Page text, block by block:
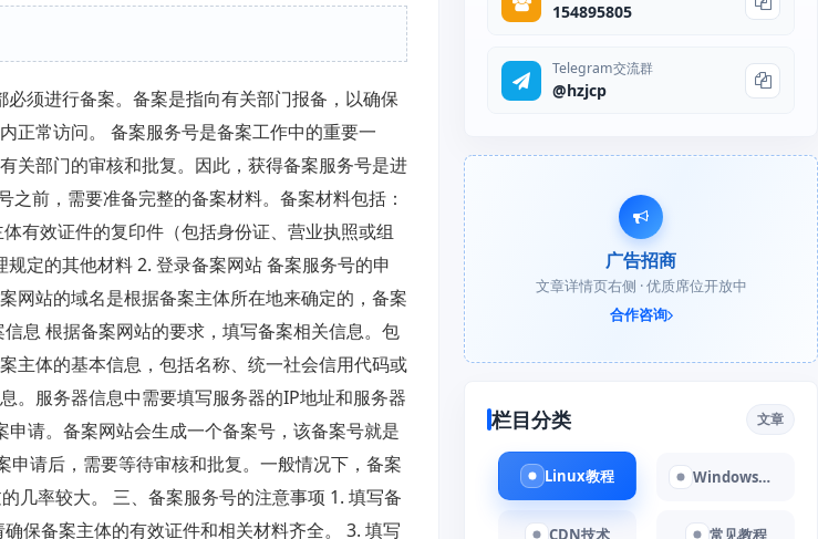
须进行备案。备案是指向有关部门报备，以确保
正常访问。 备案服务号是备案工作中的重要一
关部门的审核和批复。因此，获得备案服务号是进
前，需要准备完整的备案材料。备案材料包括：
有效证件的复印件（包括身份证、营业执照或组
定的其他材料 2. 登录备案网站 备案服务号的申
网站的域名是根据备案主体所在地来确定的，备案
息 根据备案网站的要求，填写备案相关信息。包
主体的基本信息，包括名称、统一社会信用代码或
。服务器信息中需要填写服务器的IP地址和服务器
请。备案网站会生成一个备案号，该备案号就是
请后，需要等待审核和批复。一般情况下，备案
几率较大。 三、备案服务号的注意事项 1. 填写备
保备案主体的有效证件和相关材料齐全。 3. 填写
154895805
Telegram交流群
@hzjcp
广告招商
文章详情页右侧 · 优质席位开放中
合作咨询
栏目分类 文章
Linux教程 Windows教程
CDN技术 常见教程